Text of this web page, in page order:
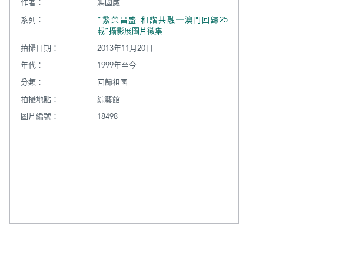
作者：
馮國威
系列：
“繁榮昌盛 和諧共融─澳門回歸25
載”攝影展圖片徵集
拍攝日期：
2013年11月20日
年代：
1999年至今
分類：
回歸祖國
拍攝地點：
綜藝館
圖片編號：
18498